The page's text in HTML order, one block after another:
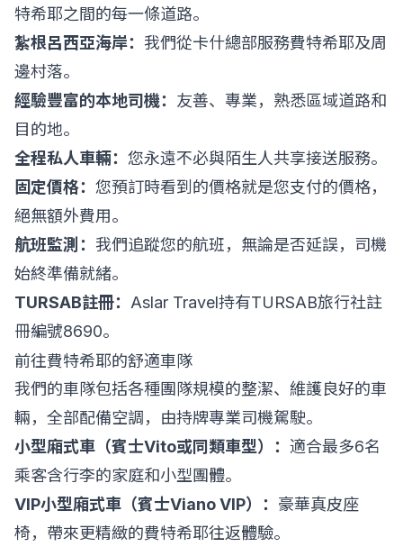
特希耶之間的每一條道路。
紮根呂西亞海岸： 我們從卡什總部服務費特希耶及周
邊村落。
經驗豐富的本地司機： 友善、專業，熟悉區域道路和
目的地。
全程私人車輛： 您永遠不必與陌生人共享接送服務。
固定價格： 您預訂時看到的價格就是您支付的價格，
絕無額外費用。
航班監測： 我們追蹤您的航班，無論是否延誤，司機
始終準備就緒。
TURSAB註冊： Aslar Travel持有TURSAB旅行社註
冊編號8690。
前往費特希耶的舒適車隊
我們的車隊包括各種團隊規模的整潔、維護良好的車
輛，全部配備空調，由持牌專業司機駕駛。
小型廂式車（賓士Vito或同類車型）： 適合最多6名
乘客含行李的家庭和小型團體。
VIP小型廂式車（賓士Viano VIP）： 豪華真皮座
椅，帶來更精緻的費特希耶往返體驗。